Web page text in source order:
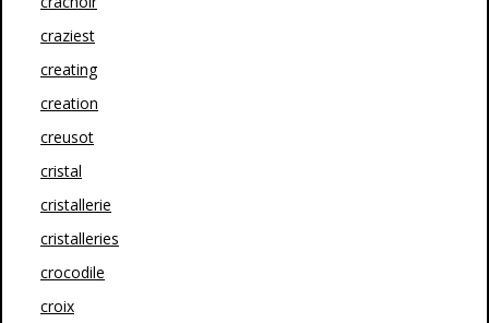
craziest
creating
creation
creusot
cristal
cristallerie
cristalleries
crocodile
croix